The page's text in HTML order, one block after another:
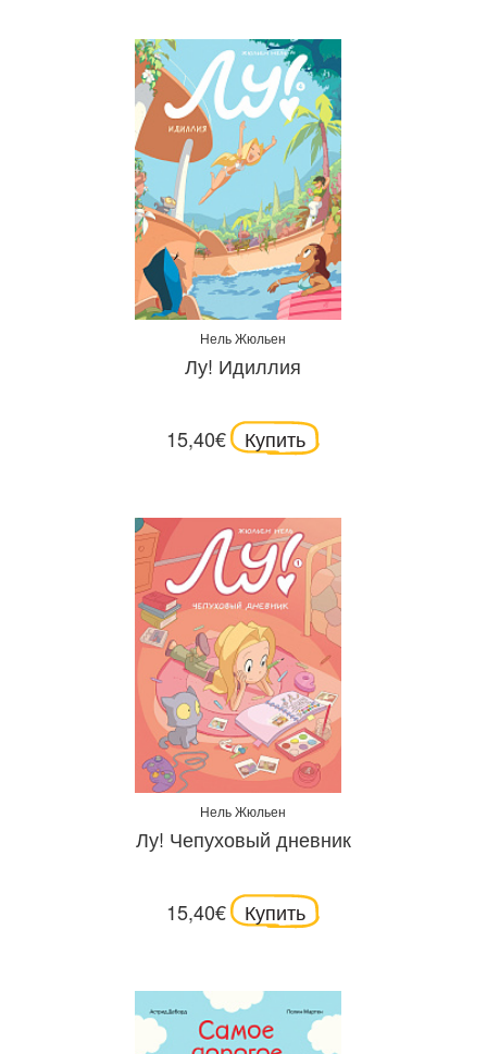
Нель Жюльен
Лу! Идиллия
15,40€ Купить
Нель Жюльен
Лу! Чепуховый дневник
15,40€ Купить